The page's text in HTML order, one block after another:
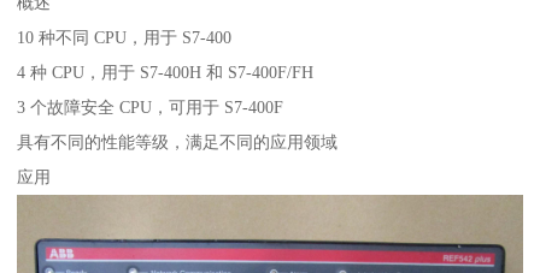
10 种不同 CPU，用于 S7-400
4 种 CPU，用于 S7-400H 和 S7-400F/FH
3 个故障安全 CPU，可用于 S7-400F
具有不同的性能等级，满足不同的应用领域
应用